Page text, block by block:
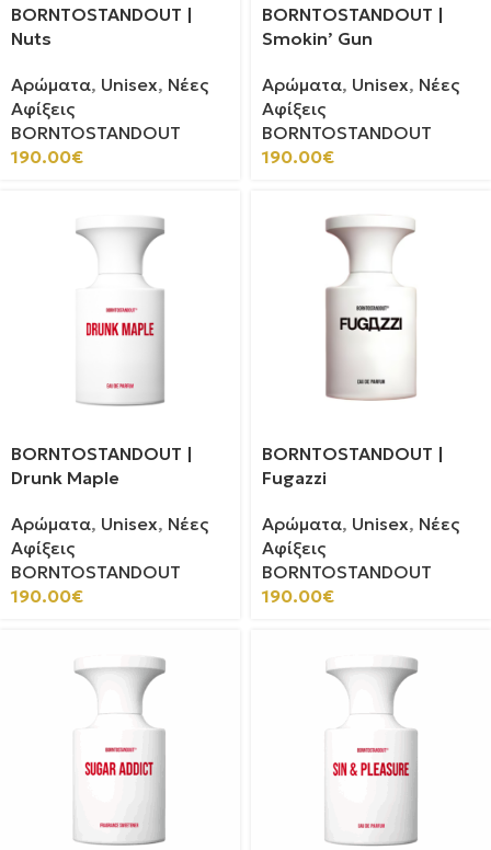
BORNTOSTANDOUT |
Nuts
Αρώματα, Unisex, Νέες
Αφίξεις
BORNTOSTANDOUT
190.00€
BORNTOSTANDOUT |
Smokin’ Gun
Αρώματα, Unisex, Νέες
Αφίξεις
BORNTOSTANDOUT
190.00€
BORNTOSTANDOUT |
Drunk Maple
Αρώματα, Unisex, Νέες
Αφίξεις
BORNTOSTANDOUT
190.00€
BORNTOSTANDOUT |
Fugazzi
Αρώματα, Unisex, Νέες
Αφίξεις
BORNTOSTANDOUT
190.00€